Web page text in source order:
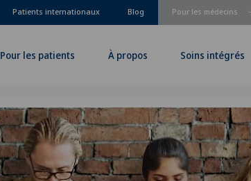
Pour les médecins
Patients internationaux Blog
Pour les patients À propos Soins intégrés